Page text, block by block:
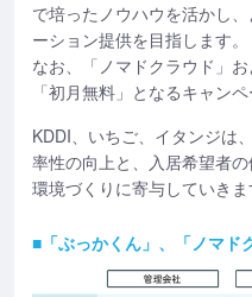
で培ったノウハウを活かし
ーション提供を目指します。
なお、「ノマドクラウド」
「初月無料」となるキャン
KDDI、いちご、イタンジは
率性の向上と、入居希望者
環境づくりに寄与していきま
■「ぶっかくん」、「ノマド